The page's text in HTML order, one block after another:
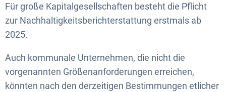
Für große Kapitalgesellschaften besteht die Pflicht
zur Nachhaltigkeitsberichterstattung erstmals ab
2025.
Auch kommunale Unternehmen, die nicht die
vorgenannten Größenanforderungen erreichen,
könnten nach den derzeitigen Bestimmungen etlicher